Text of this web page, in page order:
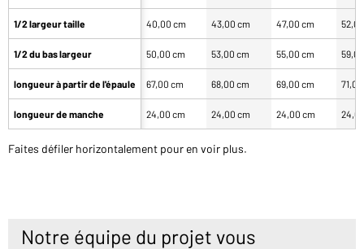
1/2 largeur taille
1/2 du bas largeur
longueur à partir de l'épaule
longueur de manche
40,00 cm 43,00 cm 47,00 cm
50,00 cm 53,00 cm 55,00 cm
67,00 cm 68,00 cm 69,00 cm
24,00 cm 24,00 cm 24,00 cm
Faites défiler horizontalement pour en voir plus.
Notre équipe du projet vous